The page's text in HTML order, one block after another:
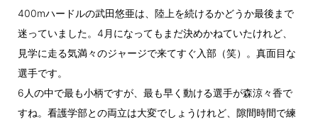
400mハードルの武田悠亜は、陸上を続けるかどうか最後まで
迷っていました。4月になってもまだ決めかねていたけれど、
見学に走る気満々のジャージで来てすぐ入部（笑）。真面目な
選手です。
6人の中で最も小柄ですが、最も早く動ける選手が森涼々香で
すね。看護学部との両立は大変でしょうけれど、隙間時間で練